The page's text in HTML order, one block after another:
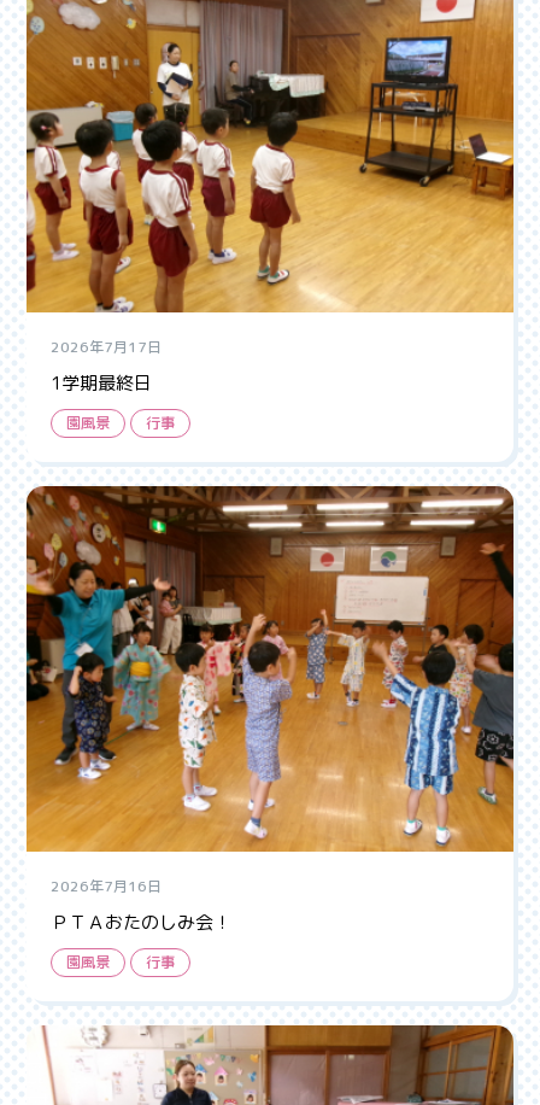
2026年7月17日
1学期最終日
園風景 行事
2026年7月16日
ＰＴＡおたのしみ会！
園風景 行事